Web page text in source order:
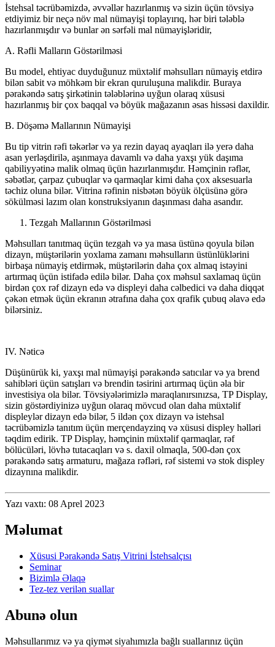
İstehsal təcrübəmizdə, əvvəllər hazırlanmış və sizin üçün tövsiyə
etdiyimiz bir neçə növ mal nümayişi toplayırıq, hər biri tələblə
hazırlanmışdır və bunlar ən sərfəli mal nümayişləridir,
A. Rəfli Malların Göstərilməsi
Bu model, ehtiyac duyduğunuz müxtəlif məhsulları nümayiş etdirə
bilən sabit və möhkəm bir ekran quruluşuna malikdir. Buraya
pərakəndə satış şirkətinin tələblərinə uyğun olaraq xüsusi
hazırlanmış bir çox baqqal və böyük mağazanın əsas hissəsi daxildir.
B. Döşəmə Mallarının Nümayişi
Bu tip vitrin rəfi təkərlər və ya rezin dayaq ayaqları ilə yerə daha
asan yerləşdirilə, aşınmaya davamlı və daha yaxşı yük daşıma
qabiliyyətinə malik olmaq üçün hazırlanmışdır. Həmçinin rəflər,
səbətlər, çarpaz çubuqlar və qarmaqlar kimi daha çox aksesuarla
təchiz oluna bilər. Vitrina rəfinin nisbətən böyük ölçüsünə görə
sökülməsi lazım olan konstruksiyanın daşınması daha asandır.
Tezgah Mallarının Göstərilməsi
Məhsulları tanıtmaq üçün tezgah və ya masa üstünə qoyula bilən
dizayn, müştərilərin yoxlama zamanı məhsulların üstünlüklərini
birbaşa nümayiş etdirmək, müştərilərin daha çox almaq istəyini
artırmaq üçün istifadə edilə bilər. Daha çox məhsul saxlamaq üçün
birdən çox rəf dizayn edə və displeyi daha cəlbedici və daha diqqət
çəkən etmək üçün ekranın ətrafına daha çox qrafik çubuq əlavə edə
bilərsiniz.
IV. Nəticə
Düşünürük ki, yaxşı mal nümayişi pərakəndə satıcılar və ya brend
sahibləri üçün satışları və brendin təsirini artırmaq üçün əla bir
investisiya ola bilər. Tövsiyələrimizlə maraqlanırsınızsa, TP Display,
sizin göstərdiyinizə uyğun olaraq mövcud olan daha müxtəlif
displeylər dizayn edə bilər, 5 ildən çox dizayn və istehsal
təcrübəmizlə tanıtım üçün merçendayzinq və xüsusi displey həlləri
təqdim edirik. TP Display, həmçinin müxtəlif qarmaqlar, rəf
bölücüləri, lövhə tutacaqları və s. daxil olmaqla, 500-dən çox
pərakəndə satış armaturu, mağaza rəfləri, rəf sistemi və stok displey
dizaynına malikdir.
Yazı vaxtı: 08 Aprel 2023
Məlumat
Xüsusi Pərakəndə Satış Vitrini İstehsalçısı
Seminar
Bizimlə Əlaqə
Tez-tez verilən suallar
Abunə olun
Məhsullarımız və ya qiymət siyahımızla bağlı suallarınız üçün